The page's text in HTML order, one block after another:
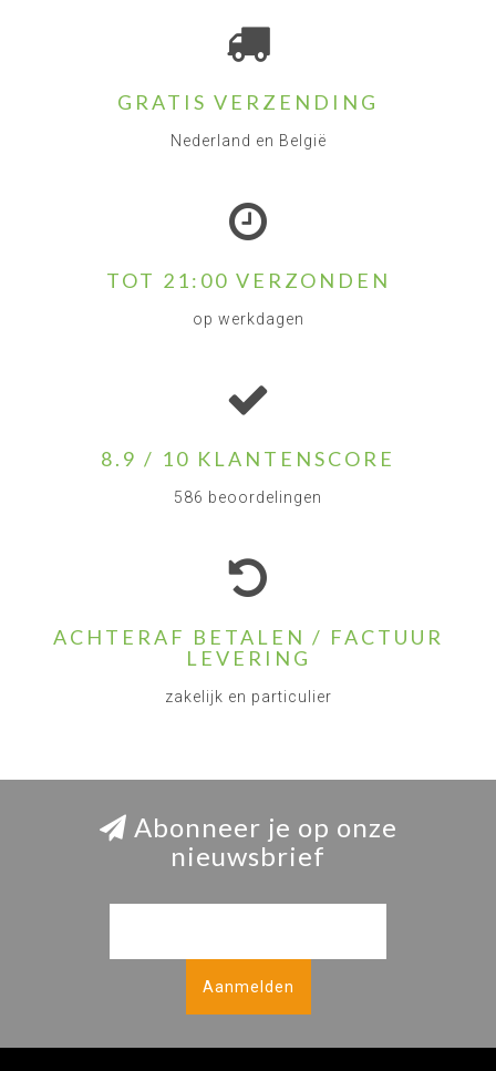
GRATIS VERZENDING
Nederland en België
TOT 21:00 VERZONDEN
op werkdagen
8.9 / 10 KLANTENSCORE
586 beoordelingen
ACHTERAF BETALEN / FACTUUR
LEVERING
zakelijk en particulier
Abonneer je op onze
nieuwsbrief
Aanmelden